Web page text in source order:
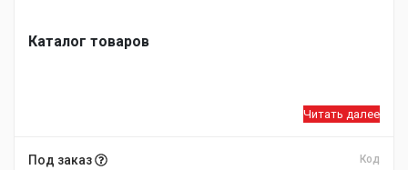
Каталог товаров
Читать далее
Под заказ Код